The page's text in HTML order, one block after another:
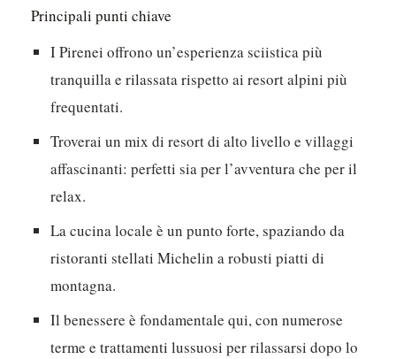
Principali punti chiave
I Pirenei offrono un’esperienza sciistica più
tranquilla e rilassata rispetto ai resort alpini più
frequentati.
Troverai un mix di resort di alto livello e villaggi
affascinanti: perfetti sia per l’avventura che per il
relax.
La cucina locale è un punto forte, spaziando da
ristoranti stellati Michelin a robusti piatti di
montagna.
Il benessere è fondamentale qui, con numerose
terme e trattamenti lussuosi per rilassarsi dopo lo